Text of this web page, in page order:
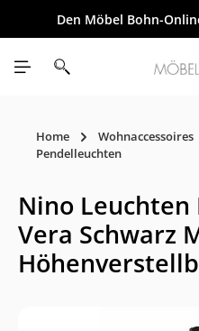
springen
Den Möbel Bohn-
Home Wohnaccessoires
Pendelleuchten
Nino
Vera Schwarz